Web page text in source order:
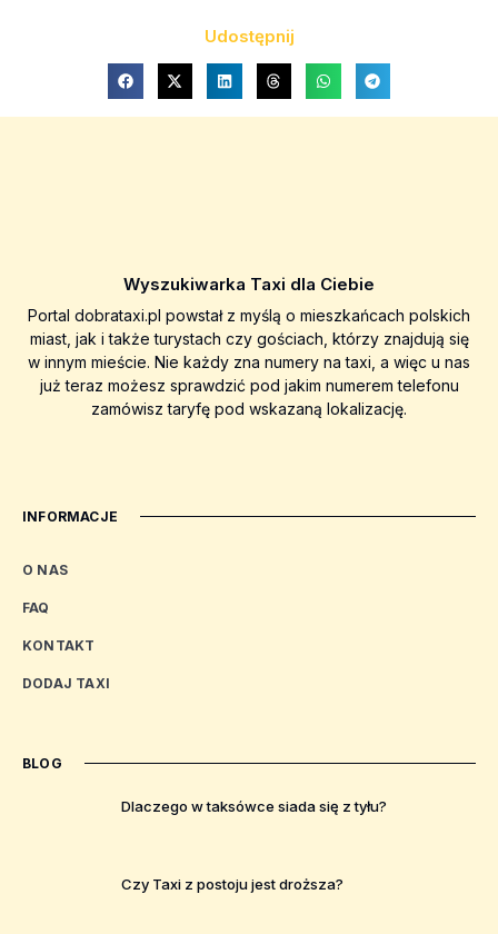
Udostępnij
Wyszukiwarka Taxi dla Ciebie
Portal dobrataxi.pl powstał z myślą o mieszkańcach polskich
miast, jak i także turystach czy gościach, którzy znajdują się
w innym mieście. Nie każdy zna numery na taxi, a więc u nas
już teraz możesz sprawdzić pod jakim numerem telefonu
zamówisz taryfę pod wskazaną lokalizację.
INFORMACJE
O NAS
FAQ
KONTAKT
DODAJ TAXI
BLOG
Dlaczego w taksówce siada się z tyłu?
Czy Taxi z postoju jest droższa?